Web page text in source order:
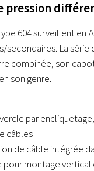
pression
604 surveillent en
secondaires. La
combinée, son
son genre.
par
câbles
de câble intégrée
pour montage